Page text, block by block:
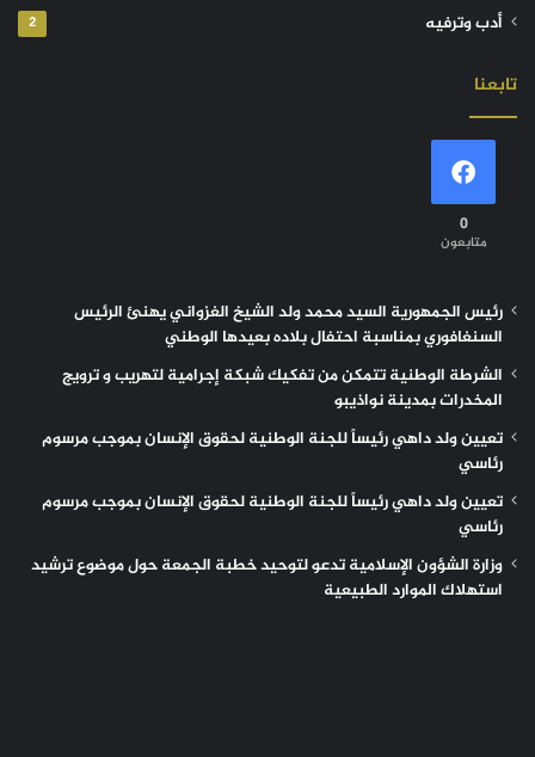
أدب وترفيه 2
تابعنا
0
متابعون
رئيس الجمهورية السيد محمد ولد الشيخ الغزواني يهنئ الرئيس
السنغافوري بمناسبة احتفال بلاده بعيدها الوطني
الشرطة الوطنية تتمكن من تفكيك شبكة إجرامية لتهريب و ترويج
المخدرات بمدينة نواذيبو
تعيين ولد داهي رئيساً للجنة الوطنية لحقوق الإنسان بموجب مرسوم
رئاسي
تعيين ولد داهي رئيساً للجنة الوطنية لحقوق الإنسان بموجب مرسوم
رئاسي
وزارة الشؤون الإسلامية تدعو لتوحيد خطبة الجمعة حول موضوع ترشيد
استهلاك الموارد الطبيعية